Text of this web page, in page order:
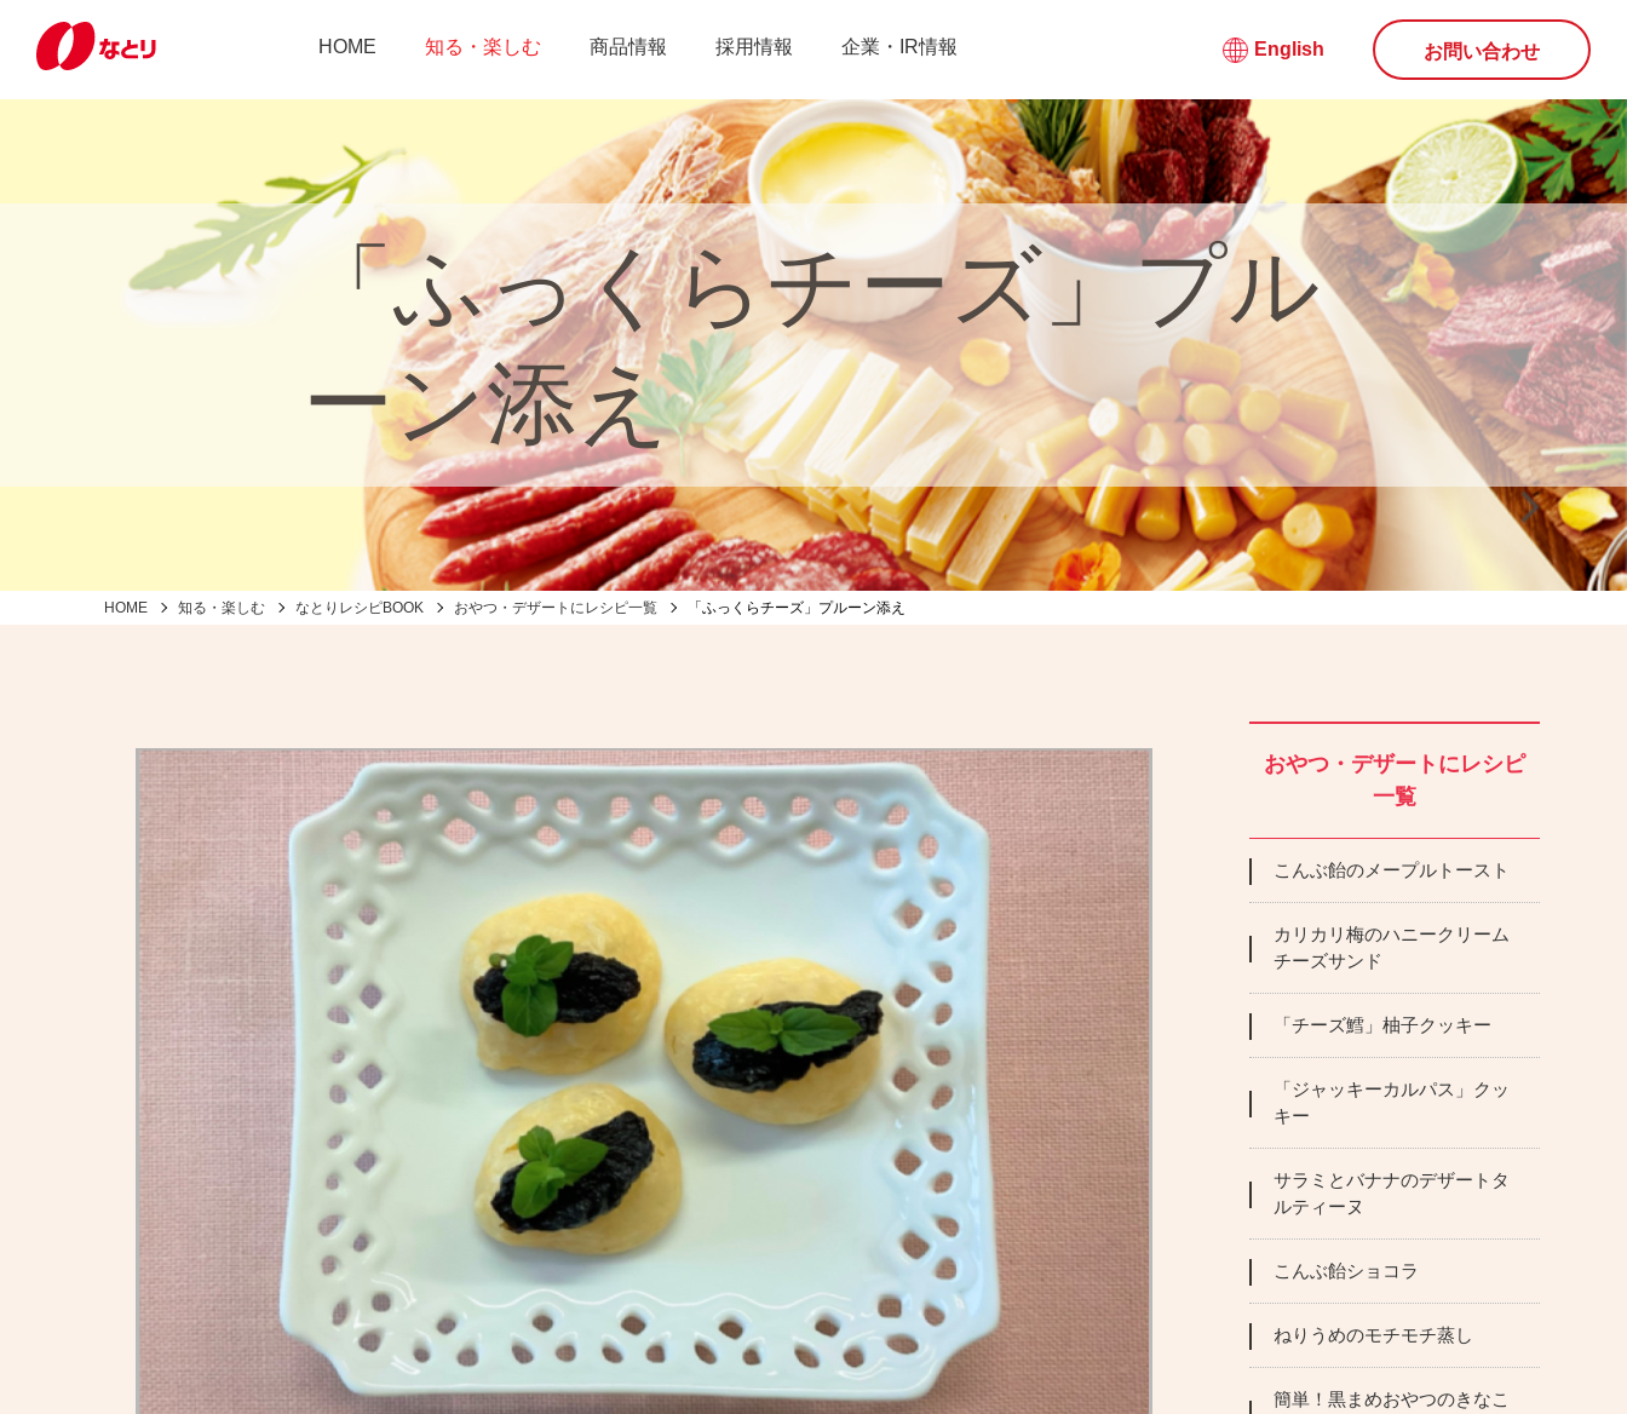
HOME 知る・楽しむ 商品情報 採用情報 企業・IR情報 English お問い合わせ
「ふっくらチーズ」プル
ーン添え
HOME 知る・楽しむ なとりレシピBOOK おやつ・デザートにレシピ一覧 「ふっくらチーズ」プルーン添え
おやつ・デザートにレシピ
一覧
こんぶ飴のメープルトースト
カリカリ梅のハニークリーム
チーズサンド
「チーズ鱈」柚子クッキー
「ジャッキーカルパス」クッ
キー
サラミとバナナのデザートタ
ルティーヌ
こんぶ飴ショコラ
ねりうめのモチモチ蒸し
簡単！黒まめおやつのきなこ